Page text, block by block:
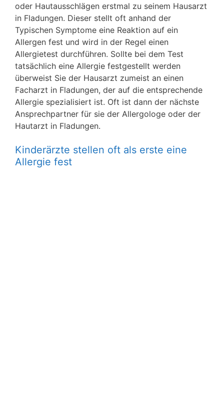
oder Hautausschlägen erstmal zu seinem Hausarzt
in Fladungen. Dieser stellt oft anhand der
Typischen Symptome eine Reaktion auf ein
Allergen fest und wird in der Regel einen
Allergietest durchführen. Sollte bei dem Test
tatsächlich eine Allergie festgestellt werden
überweist Sie der Hausarzt zumeist an einen
Facharzt in Fladungen, der auf die entsprechende
Allergie spezialisiert ist. Oft ist dann der nächste
Ansprechpartner für sie der Allergologe oder der
Hautarzt in Fladungen.
Kinderärzte stellen oft als erste eine
Allergie fest